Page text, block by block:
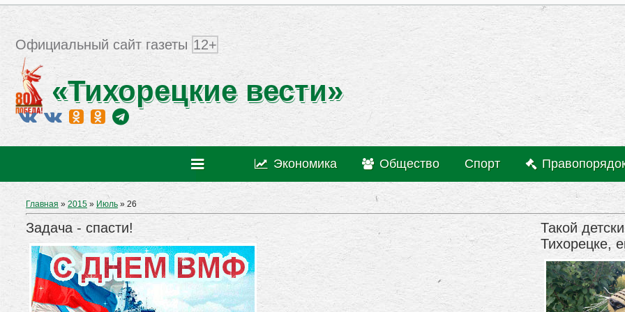
Официальный сайт газеты 12+
«Тихорецкие вести»
Экономика Общество Спорт
Главная »2015 » Июль » 26
Задача - спасти!
Такой
Тихорецке,